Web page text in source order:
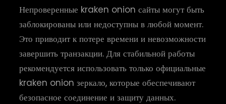
Непроверенные kraken onion сайты могут быть
заблокированы или недоступны в любой момент.
Это приводит к потере времени и невозможности
завершить транзакции. Для стабильной работы
рекомендуется использовать только официальные
kraken onion зеркало, которые обеспечивают
безопасное соединение и защиту данных.